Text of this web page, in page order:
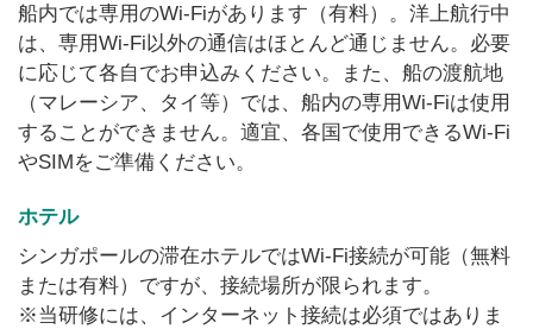
船内では専用のWi-Fiがあります（有料）。洋上航行中
は、専用Wi-Fi以外の通信はほとんど通じません。必要
に応じて各自でお申込みください。また、船の渡航地
（マレーシア、タイ等）では、船内の専用Wi-Fiは使用
することができません。適宜、各国で使用できるWi-Fi
やSIMをご準備ください。
ホテル
シンガポールの滞在ホテルではWi-Fi接続が可能（無料
または有料）ですが、接続場所が限られます。
※当研修には、インターネット接続は必須ではありま